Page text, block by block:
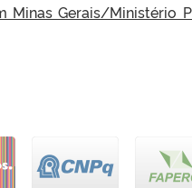
Minas Gerais/Ministério